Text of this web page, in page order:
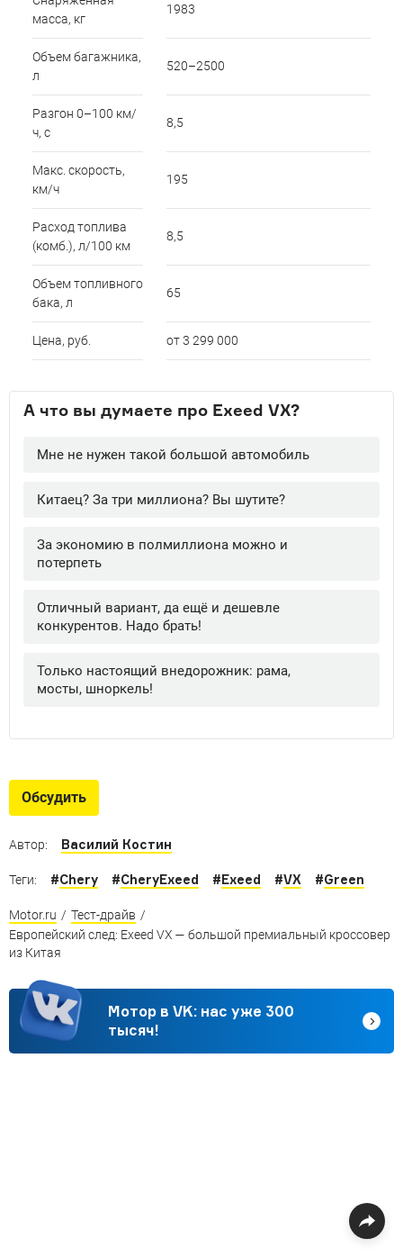
масса, кг
1983
Объем багажника,
л
520–2500
Разгон 0–100 км/
ч, с
8,5
Макс. скорость,
км/ч
195
Расход топлива
(комб.), л/100 км
8,5
Объем топливного
бака, л
65
Цена, руб. от 3 299 000
Обсудить
Автор: Василий Костин
Теги: #Chery #CheryExeed #Exeed #VX #Green
Motor.ru / Тест-драйв /
Европейский след: Exeed VX — большой премиальный кроссовер
из Китая
Мотор в VK: нас уже 300
тысяч!